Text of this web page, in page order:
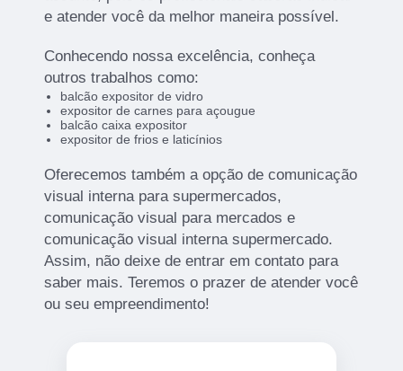
e atender você da melhor maneira possível.
Conhecendo nossa excelência, conheça
outros trabalhos como:
balcão expositor de vidro
expositor de carnes para açougue
balcão caixa expositor
expositor de frios e laticínios
Oferecemos também a opção de comunicação
visual interna para supermercados,
comunicação visual para mercados e
comunicação visual interna supermercado.
Assim, não deixe de entrar em contato para
saber mais. Teremos o prazer de atender você
ou seu empreendimento!